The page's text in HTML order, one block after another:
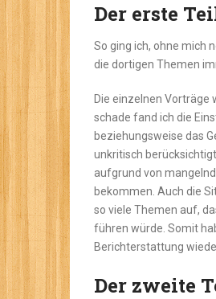
Der erste
So ging ich, ohne mich
die dortigen Themen
Die einzelnen Vorträge
schade fand ich die
beziehungsweise das
unkritisch
aufgrund von
bekommen. Auch die
so viele Themen auf,
führen würde. Somit
Berichterstattung
Der zweite